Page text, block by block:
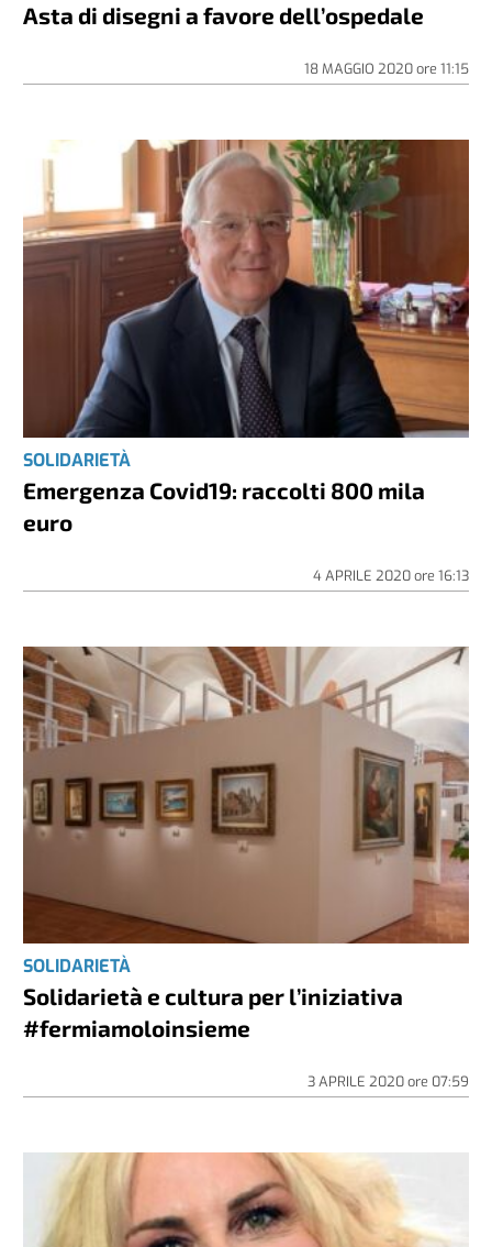
Asta di disegni a favore dell’ospedale
18 MAGGIO 2020ore 11:15
SOLIDARIETÀ
Emergenza Covid19: raccolti 800 mila
euro
4 APRILE 2020ore 16:13
SOLIDARIETÀ
Solidarietà e cultura per l’iniziativa
#fermiamoloinsieme
3 APRILE 2020ore 07:59